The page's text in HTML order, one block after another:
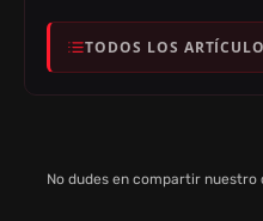
TODOS LOS
No dudes en compartir nuestro